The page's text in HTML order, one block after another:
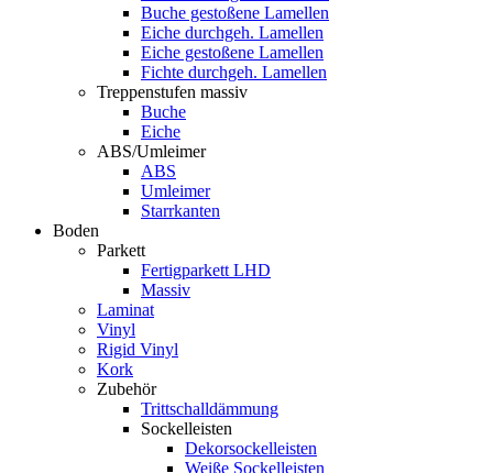
Buche gestoßene Lamellen
Eiche durchgeh. Lamellen
Eiche gestoßene Lamellen
Fichte durchgeh. Lamellen
Treppenstufen massiv
Buche
Eiche
ABS/Umleimer
ABS
Umleimer
Starrkanten
Boden
Parkett
Fertigparkett LHD
Massiv
Laminat
Vinyl
Rigid Vinyl
Kork
Zubehör
Trittschalldämmung
Sockelleisten
Dekorsockelleisten
Weiße Sockelleisten